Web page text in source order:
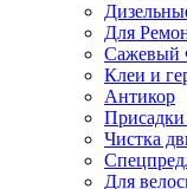
Для
Сажевый
Клеи и
Антикор
Присадки
Чистка
Для